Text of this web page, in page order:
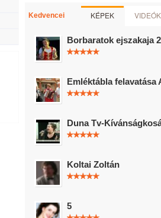
Kedvencei KÉPEK VIDEÓK
Borbaratok ejszakaja
Emléktábla felavatása
Duna Tv-
Koltai Zoltán
5